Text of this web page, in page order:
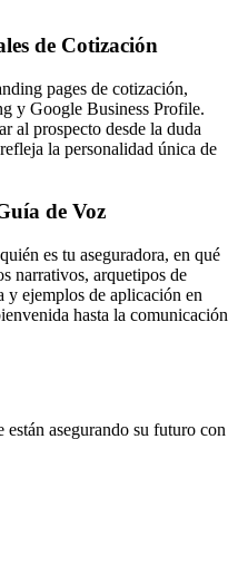
de Cotización
pages de cotización,
y Google Business Profile.
al prospecto desde la duda
la personalidad única de
de Voz
es tu aseguradora, en qué
narrativos, arquetipos de
y ejemplos de aplicación en
hasta la comunicación
asegurando su futuro con